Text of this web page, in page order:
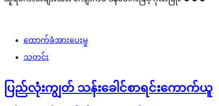
ထောက်ခံအားပေးမှု
သတင်း
ပြည်လုံးကျွတ် သန်းခေါင်စာရင်းကောက်ယူ